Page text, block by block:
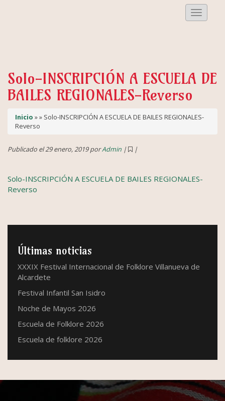
Menu
Solo-INSCRIPCIÓN A ESCUELA DE
BAILES REGIONALES-Reverso
Inicio » » Solo-INSCRIPCIÓN A ESCUELA DE BAILES REGIONALES-
Reverso
Publicado el 29 enero, 2019 porAdmin | |
Solo-INSCRIPCIÓN A ESCUELA DE BAILES REGIONALES-
Reverso
Últimas noticias
XXXIX Festival Internacional de Folklore Villanueva de
Alcardete
Festival Infantil San Isidro
Noche de Mayos 2026
Escuela de Folklore 2026
Escuela de folklore 2026